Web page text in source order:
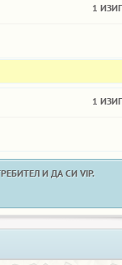
1
1
И ДА СИ VIP.